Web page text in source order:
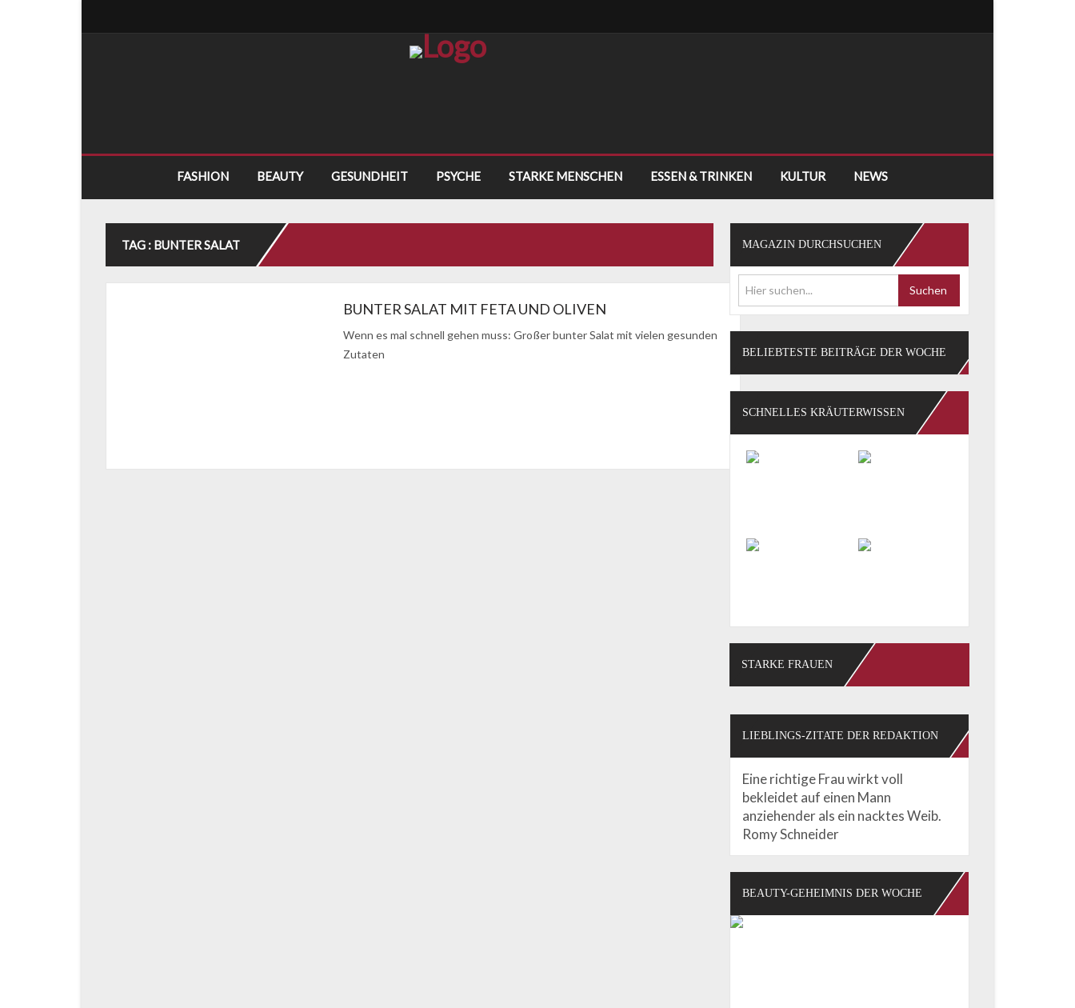
FASHION BEAUTY GESUNDHEIT PSYCHE STARKE MENSCHEN ESSEN & TRINKEN KULTUR NEWS
TAG : BUNTER SALAT
BUNTER SALAT MIT FETA UND OLIVEN
Wenn es mal schnell gehen muss: Großer bunter Salat mit vielen gesunden
Zutaten
MAGAZIN DURCHSUCHEN
Suchen
BELIEBTESTE BEITRÄGE DER WOCHE
SCHNELLES KRÄUTERWISSEN
STARKE FRAUEN
LIEBLINGS-ZITATE DER REDAKTION
Eine richtige Frau wirkt voll
bekleidet auf einen Mann
anziehender als ein nacktes Weib.
Romy Schneider
BEAUTY-GEHEIMNIS DER WOCHE